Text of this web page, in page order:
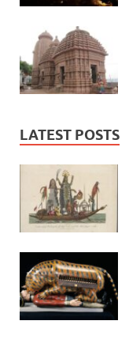
LATEST POSTS